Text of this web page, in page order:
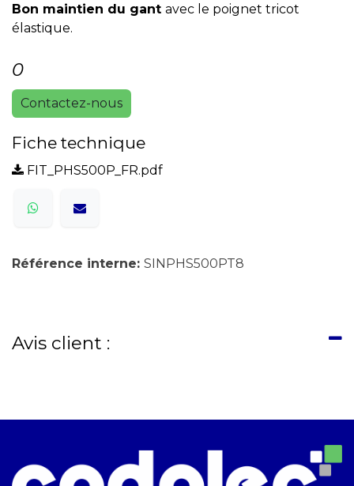
Bon maintien du gant avec le poignet tricot
élastique.
0
Contactez-nous
Fiche technique
FIT_PHS500P_FR.pdf
Référence interne: SINPHS500PT8
Avis client :